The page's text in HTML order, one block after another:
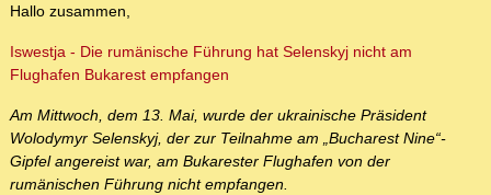
Hallo zusammen,
Iswestja - Die rumänische Führung hat Selenskyj nicht am
Flughafen Bukarest empfangen
Am Mittwoch, dem 13. Mai, wurde der ukrainische Präsident
Wolodymyr Selenskyj, der zur Teilnahme am „Bucharest Nine“-
Gipfel angereist war, am Bukarester Flughafen von der
rumänischen Führung nicht empfangen.